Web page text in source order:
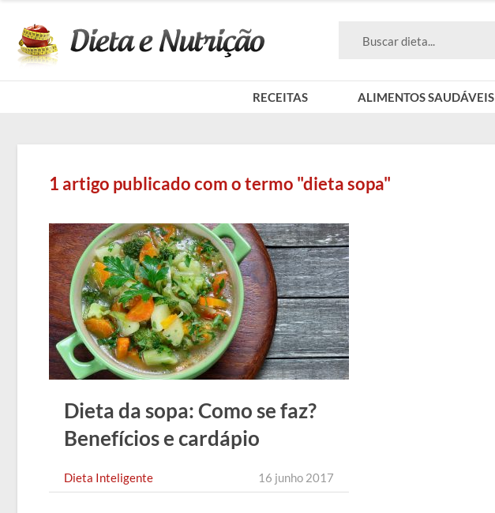
RECEITAS ALIMENTOS SAUDÁVEIS
1 artigo publicado com o termo "dieta sopa"
Dieta da sopa: Como se faz?
Benefícios e cardápio
Dieta Inteligente 16 junho 2017